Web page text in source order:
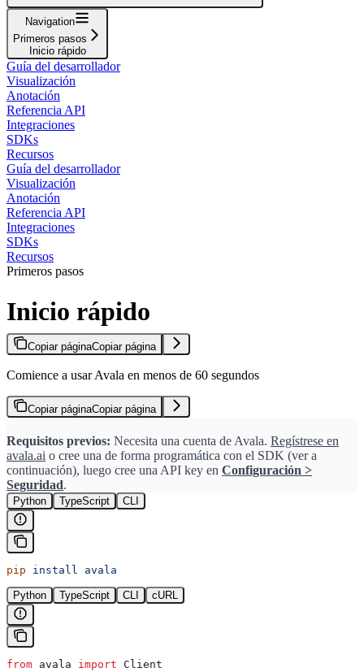
Navigation
Primeros pasos
Inicio rápido
Guía del desarrollador
Visualización
Anotación
Referencia API
Integraciones
SDKs
Recursos
Guía del desarrollador
Visualización
Anotación
Referencia API
Integraciones
SDKs
Recursos
Primeros pasos
Inicio rápido
Copiar páginaCopiar página
Comience a usar Avala en menos de 60 segundos
Copiar páginaCopiar página
Requisitos previos: Necesita una cuenta de Avala. Regístrese en
avala.ai o cree una de forma programática con el SDK (ver a
continuación), luego cree una API key en Configuración >
Seguridad.
Python TypeScript CLI
pip install avala
Python TypeScript CLI cURL
from avala import Client